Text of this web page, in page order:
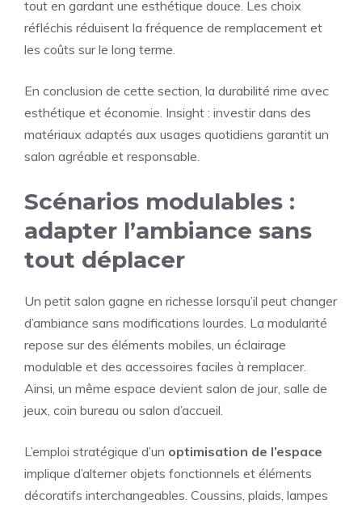
tout en gardant une esthétique douce. Les choix
réfléchis réduisent la fréquence de remplacement et
les coûts sur le long terme.
En conclusion de cette section, la durabilité rime avec
esthétique et économie. Insight : investir dans des
matériaux adaptés aux usages quotidiens garantit un
salon agréable et responsable.
Scénarios modulables :
adapter l’ambiance sans
tout déplacer
Un petit salon gagne en richesse lorsqu’il peut changer
d’ambiance sans modifications lourdes. La modularité
repose sur des éléments mobiles, un éclairage
modulable et des accessoires faciles à remplacer.
Ainsi, un même espace devient salon de jour, salle de
jeux, coin bureau ou salon d’accueil.
L’emploi stratégique d’un optimisation de l’espace
implique d’alterner objets fonctionnels et éléments
décoratifs interchangeables. Coussins, plaids, lampes